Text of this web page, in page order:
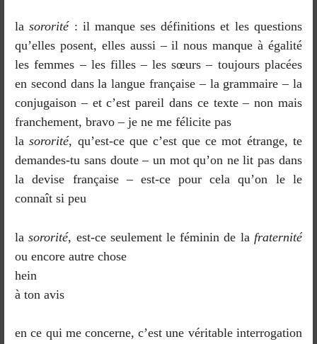
lasororité: il manque ses définitions et les questions
qu’elles posent, elles aussi – il nous manque à égalité
les femmes – les filles – les sœurs – toujours placées
en second dans la langue française – la grammaire – la
conjugaison – et c’est pareil dans ce texte – non mais
franchement, bravo – je ne me félicite pas
lasororité, qu’est-ce que c’est que ce mot étrange, te
demandes-tu sans doute – un mot qu’on ne lit pas dans
la devise française – est-ce pour cela qu’on le le
connaît si peu
lasororité, est-ce seulement le féminin de la fraternité
ou encore autre chose
hein
à ton avis
en ce qui me concerne, c’est une véritable interrogation